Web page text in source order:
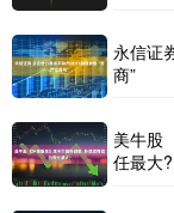
永信证
商”
美牛股
任最大?